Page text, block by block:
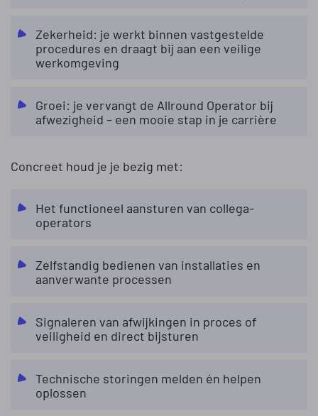
Zekerheid: je werkt binnen vastgestelde
procedures en draagt bij aan een veilige
werkomgeving
Groei: je vervangt de Allround Operator bij
afwezigheid – een mooie stap in je carrière
Concreet houd je je bezig met:
Het functioneel aansturen van collega-
operators
Zelfstandig bedienen van installaties en
aanverwante processen
Signaleren van afwijkingen in proces of
veiligheid en direct bijsturen
Technische storingen melden én helpen
oplossen